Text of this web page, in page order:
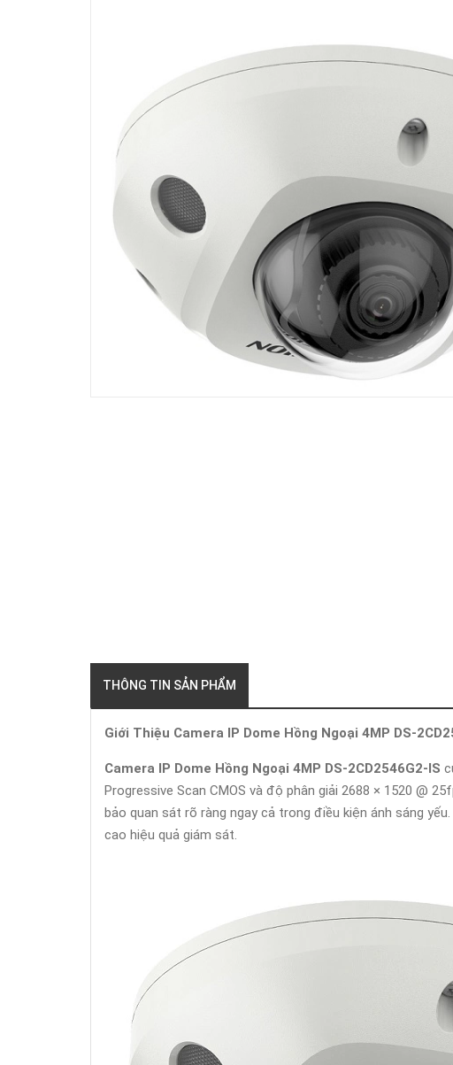
THÔNG TIN SẢN PHẨM
Giới Thiệu Camera IP Dome Hồng Ngoại 4MP DS-
Camera IP Dome Hồng Ngoại 4MP DS-2CD2546G2-IS
Progressive Scan CMOS và độ phân giải 2688 × 1520 @
bảo quan sát rõ ràng ngay cả trong điều kiện ánh sáng
cao hiệu quả giám sát.